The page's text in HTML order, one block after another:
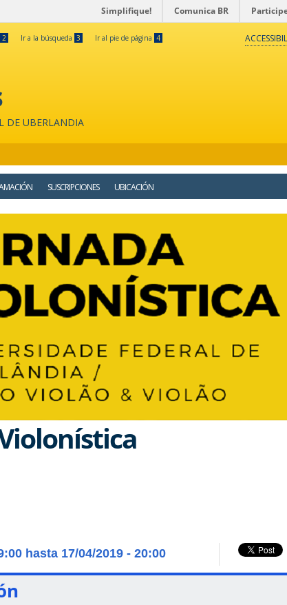
Simplifique! Comunica BR
2 Ir a la búsqueda 3 Ir al pie de página 4
DE UBERLANDIA
SUSCRIPCIONES UBICACIÓN
hasta 17/04/2019 - 20:00